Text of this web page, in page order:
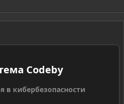
Codeby
в кибербезопасности